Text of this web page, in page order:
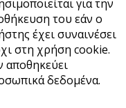
για την
του εάν ο
έχει συναινέσει
στη χρήση cookie.
αποθηκεύει
δεδομένα.